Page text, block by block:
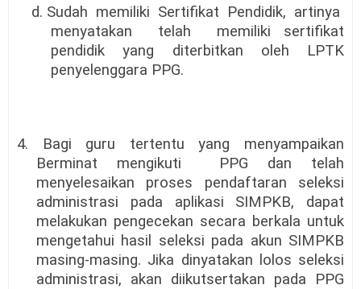
d. Sudah memiliki Sertifikat Pendidik, artinya
menyatakan
telah
memiliki sertifikat
pendidik yang diterbitkan oleh LPTK
penyelenggara PPG.
4. Bagi guru tertentu yang menyampaikan
Berminat mengikuti
PPG dan telah
menyelesaikan proses pendaftaran seleksi
administrasi pada aplikasi SIMPKB, dapat
melakukan pengecekan secara berkala untuk
mengetahui hasil seleksi pada akun SIMPKB
masing-masing. Jika dinyatakan lolos seleksi
administrasi, akan diikutsertakan pada PPG